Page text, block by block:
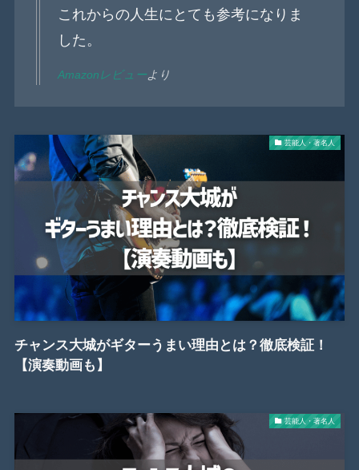
これからの人生にとても参考になりま
した。
Amazonレビューより
芸能人・著名人
チャンス大城がギターうまい理由とは？徹底検証！
【演奏動画も】
芸能人・著名人